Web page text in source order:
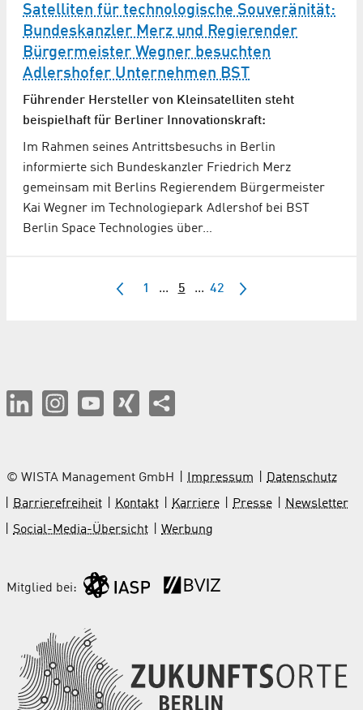
Satelliten für technologische Souveränität:
Bundeskanzler Merz und Regierender
Bürgermeister Wegner besuchten
Adlershofer Unternehmen BST
Führender Hersteller von Kleinsatelliten steht
beispielhaft für Berliner Innovationskraft:
Im Rahmen seines Antrittsbesuchs in Berlin
informierte sich Bundeskanzler Friedrich Merz
gemeinsam mit Berlins Regierendem Bürgermeister
Kai Wegner im Technologiepark Adlershof bei BST
Berlin Space Technologies über…
1 ... 5 ... 42
© WISTA Management GmbH Impressum
Datenschutz
Barrierefreiheit
Kontakt Karriere Presse
Newsletter
Social-Media-Übersicht
Werbung
Mitglied bei: